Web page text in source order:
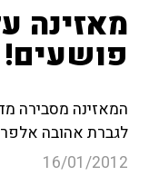
מאזינה
המאזינה מסבירה
לגברת אהובה
16/01/2012